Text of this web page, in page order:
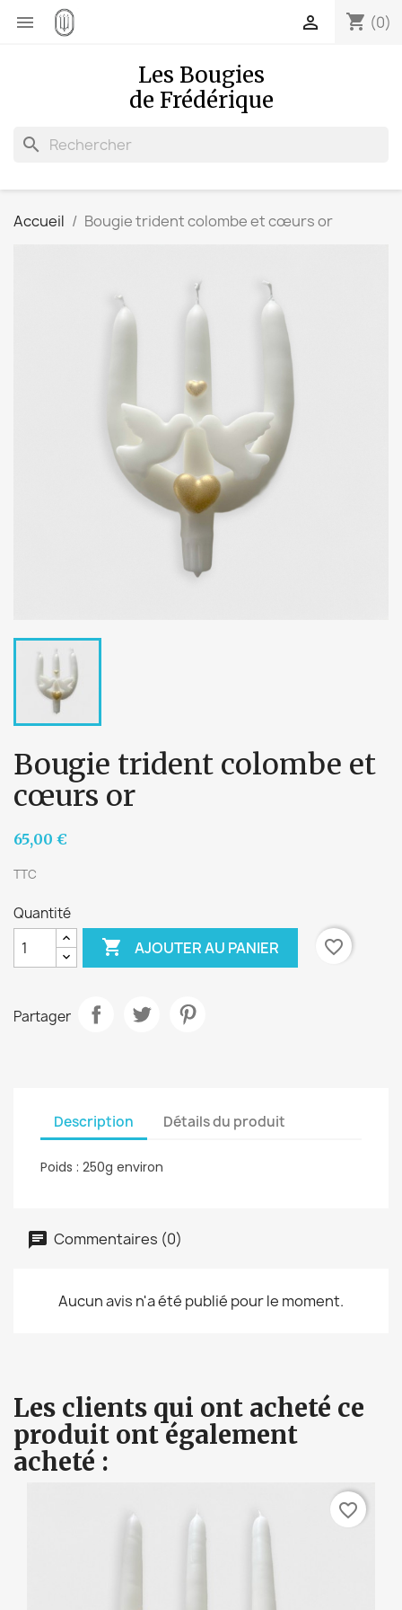
 shopping_cart (0)

Les Bougies
de Frédérique
search
Accueil Bougie trident colombe et cœurs or
Bougie trident colombe et
cœurs or
65,00 €
TTC
Quantité
 AJOUTER AU PANIER favorite_border
Partager
Description Détails du produit
Poids : 250g environ
Commentaires (0)
Aucun avis n'a été publié pour le moment.
Les clients qui ont acheté ce
produit ont également
acheté :
favorite_border